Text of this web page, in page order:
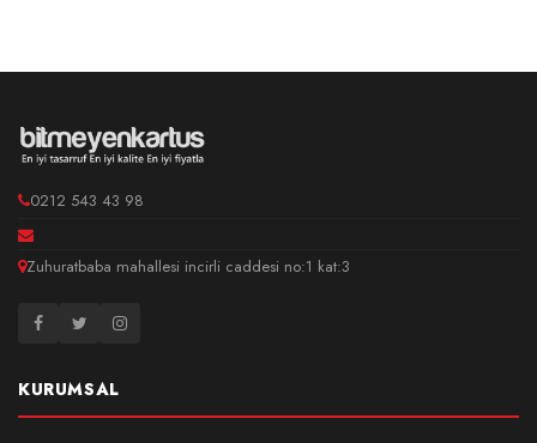
0212 543 43 98
Zuhuratbaba mahallesi incirli caddesi no:1 kat:3
KURUMSAL